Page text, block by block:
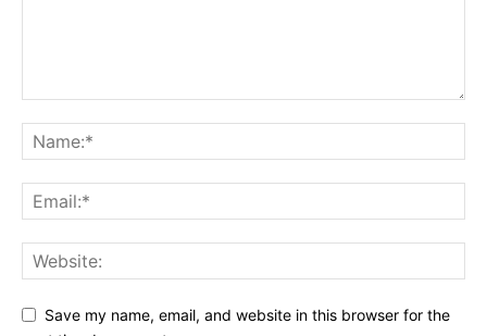
Save my name, email, and website in this browser for the